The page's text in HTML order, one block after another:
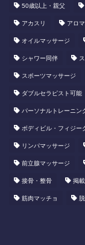
50歳以上・親父
アカスリ アロ
オイルマッサージ
シャワー同伴
スポーツマッサージ
ダブルセラピスト可能
パーソナルトレーニン
ボディビル・フィジー
リンパマッサージ
前立腺マッサージ
接骨・整骨 掲
筋肉マッチョ